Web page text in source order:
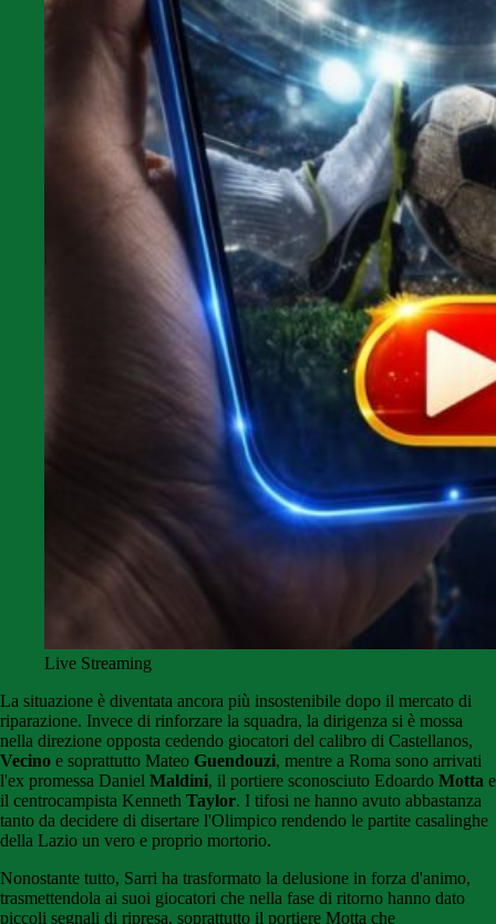
Live Streaming
La situazione è diventata ancora più insostenibile dopo il mercato di
riparazione. Invece di rinforzare la squadra, la dirigenza si è mossa
nella direzione opposta cedendo giocatori del calibro di Castellanos,
Vecino e soprattutto Mateo Guendouzi, mentre a Roma sono arrivati
l'ex promessa Daniel Maldini, il portiere sconosciuto Edoardo Motta e
il centrocampista Kenneth Taylor. I tifosi ne hanno avuto abbastanza
tanto da decidere di disertare l'Olimpico rendendo le partite casalinghe
della Lazio un vero e proprio mortorio.
Nonostante tutto, Sarri ha trasformato la delusione in forza d'animo,
trasmettendola ai suoi giocatori che nella fase di ritorno hanno dato
piccoli segnali di ripresa, soprattutto il portiere Motta che